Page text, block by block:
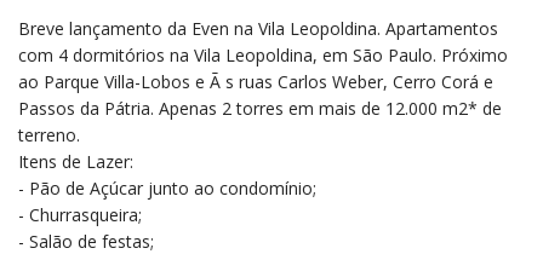
Breve lançamento da Even na Vila Leopoldina. Apartamentos
com 4 dormitórios na Vila Leopoldina, em São Paulo. Próximo
ao Parque Villa-Lobos e Ã s ruas Carlos Weber, Cerro Corá e
Passos da Pátria. Apenas 2 torres em mais de 12.000 m2* de
terreno.
Itens de Lazer:
- Pão de Açúcar junto ao condomínio;
- Churrasqueira;
- Salão de festas;